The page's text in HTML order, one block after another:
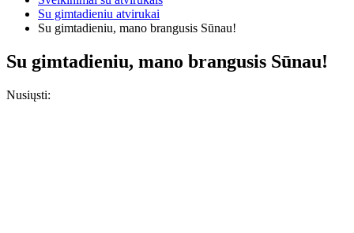
Su gimtadieniu atvirukai
Su gimtadieniu, mano brangusis Sūnau!
Su gimtadieniu, mano brangusis Sūnau!
Nusiųsti: